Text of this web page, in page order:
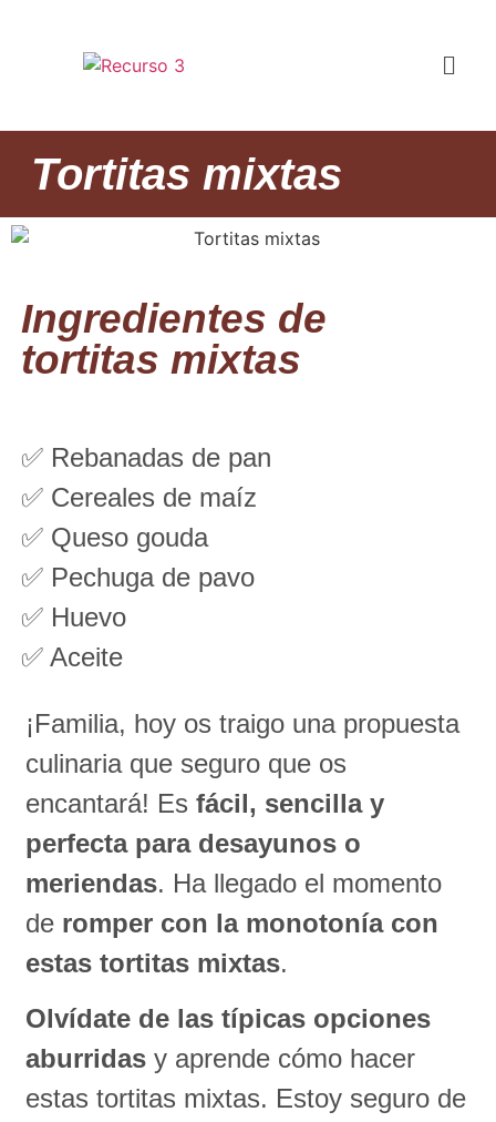
Tortitas mixtas
Ingredientes de
tortitas mixtas
✅ Rebanadas de pan
✅ Cereales de maíz
✅ Queso gouda
✅ Pechuga de pavo
✅ Huevo
✅ Aceite
¡Familia, hoy os traigo una propuesta
culinaria que seguro que os
encantará! Esfácil, sencilla y
perfecta para desayunos o
meriendas. Ha llegado el momento
de romper con la monotonía con
estas tortitas mixtas.
Olvídate de las típicas opciones
aburridas y aprende cómo hacer
estas tortitas mixtas. Estoy seguro de